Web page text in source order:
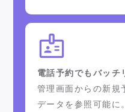
電話予約でもバッチ
管理画面からの新規
データを参照可能に